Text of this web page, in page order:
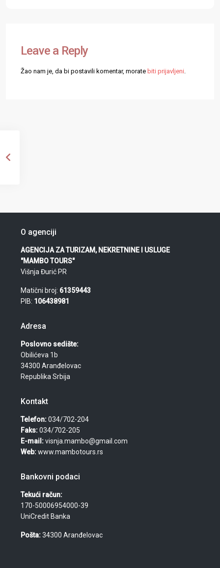
Leave a Reply
Žao nam je, da bi postavili komentar, morate biti prijavljeni.
O agenciji
AGENCIJA ZA TURIZAM, NEKRETNINE I USLUGE
"MAMBO TOURS"
Višnja Đurić PR
Matični broj: 61359443
PIB: 106438981
Adresa
Poslovno sedište:
Obilićeva 1b
34300 Aranđelovac
Republika Srbija
Kontakt
Telefon:034/702-204
Faks:034/702-205
E-mail:visnja.mambo@gmail.com
Web:www.mambotours.rs
Bankovni podaci
Tekući račun:
170-50006954000-39
UniCredit Banka
Pošta:34300 Aranđelovac